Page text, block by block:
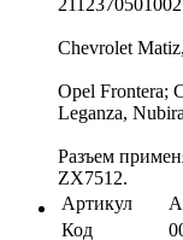
Chevrolet
Opel Frontera;
Leganza,
Разъем
ZX7512.
Артикул
Код